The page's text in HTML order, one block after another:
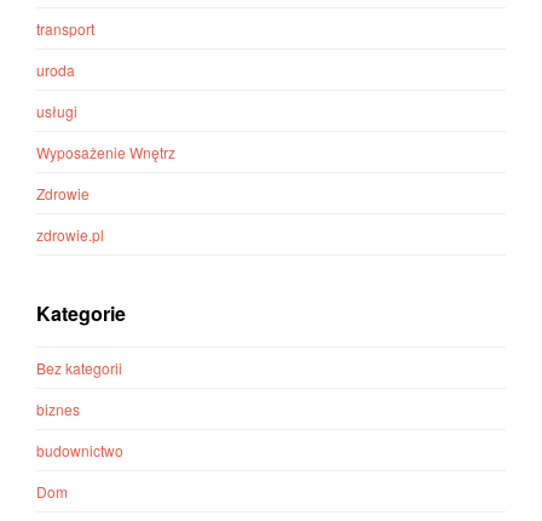
transport
uroda
usługi
Wyposażenie Wnętrz
Zdrowie
zdrowie.pl
Kategorie
Bez kategorii
biznes
budownictwo
Dom